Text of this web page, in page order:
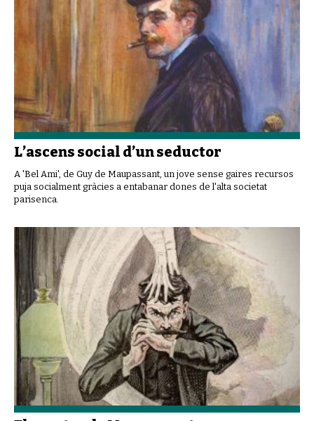
L’ascens social d’un seductor
A 'Bel Ami', de Guy de Maupassant, un jove sense gaires recursos
puja socialment gràcies a entabanar dones de l'alta societat
parisenca.